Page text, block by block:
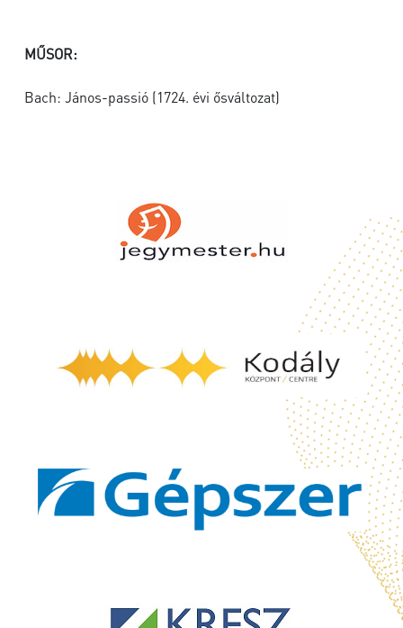
MŰSOR:
Bach: János-passió (1724. évi ősváltozat)